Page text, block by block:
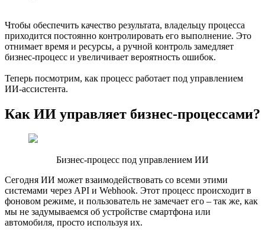
Чтобы обеспечить качество результата, владельцу процесса
приходится постоянно контролировать его выполнение. Это
отнимает время и ресурсы, а ручной контроль замедляет
бизнес-процесс и увеличивает вероятность ошибок.
Теперь посмотрим, как процесс работает под управлением
ИИ-ассистента.
Как ИИ управляет бизнес-процессами?
Бизнес-процесс под управлением ИИ
Сегодня ИИ может взаимодействовать со всеми этими
системами через API и Webhook. Этот процесс происходит в
фоновом режиме, и пользователь не замечает его – так же, как
мы не задумываемся об устройстве смартфона или
автомобиля, просто используя их.